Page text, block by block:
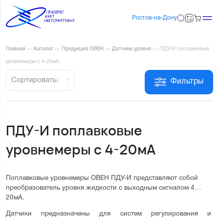
Ростов-на-Дону
Главная — Каталог — Продукция ОВЕН — Датчики уровня — ПДУ-И поплавковые
уровнемеры с 4-20мА
Фильтры
Сортировать:
ПДУ-И поплавковые
уровнемеры с 4-20мА
Поплавковые уровнемеры ОВЕН ПДУ-И представляют собой
преобразователь уровня жидкости с выходным сигналом 4…
20мА.
Датчики предназначены для систем регулирования и